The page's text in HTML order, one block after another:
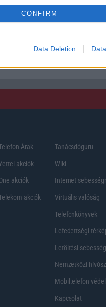
CONFIRM
Data Deletion
nagyobbik dél-koreai
S3 mobilt,
kép, szinte biztos,
Árak
akciók
One akciók
akciók
Tanácsdóguru
Wiki
Internet
Virtuális valóság
Telefonkönyvek
Lefedettségi
Letöltési
Nemzetközi
Mobiltelefon
Kapcsolat